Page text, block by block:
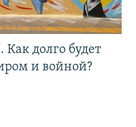
долго будет
и войной?